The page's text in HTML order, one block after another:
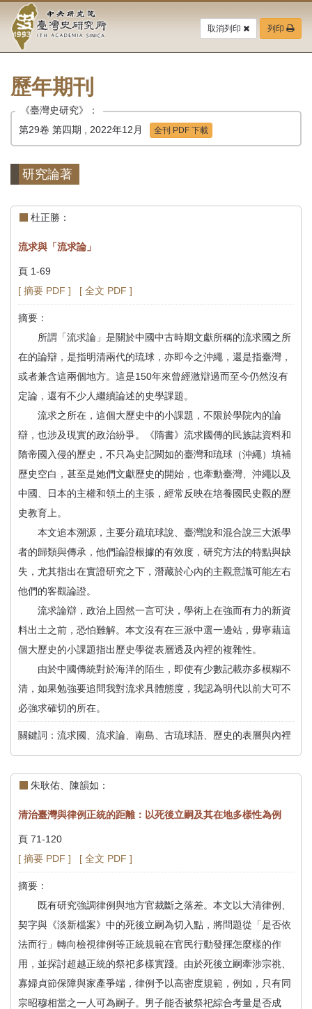
要
中
央
研
究
院-
臺
灣
史
究
所-
首
取消列印 列印
歷年期刊
《臺灣史研究》：
第29卷 第四期 , 2022年12月
全刊 PDF 下載
研究論著
杜正勝：
流求與「流求論」
頁 1-69
[ 摘要 PDF ]
[ 全文 PDF ]
摘要：
所謂「流求論」是關於中國中古時期文獻所稱的流求國之所
在的論辯，是指明清兩代的琉球，亦即今之沖繩，還是指臺灣，
或者兼含這兩個地方。這是150年來曾經激辯過而至今仍然沒有
定論，還有不少人繼續論述的史學課題。
流求之所在，這個大歷史中的小課題，不限於學院內的論
辯，也涉及現實的政治紛爭。《隋書》流求國傳的民族誌資料和
隋帝國入侵的歷史，不只為史記闕如的臺灣和琉球（沖繩）填補
歷史空白，甚至是她們文獻歷史的開始，也牽動臺灣、沖繩以及
中國、日本的主權和領土的主張，經常反映在培養國民史觀的歷
史教育上。
本文追本溯源，主要分疏琉球說、臺灣說和混合說三大派學
者的歸類與傳承，他們論證根據的有效度，研究方法的特點與缺
失，尤其指出在實證研究之下，潛藏於心內的主觀意識可能左右
他們的客觀論證。
流求論辯，政治上固然一言可決，學術上在強而有力的新資
料出土之前，恐怕難解。本文沒有在三派中選一邊站，毋寧藉這
個大歷史的小課題指出歷史學從表層透及內裡的複雜性。
由於中國傳統對於海洋的陌生，即使有少數記載亦多模糊不
清，如果勉強要追問我對流求具體態度，我認為明代以前大可不
必強求確切的所在。
關鍵詞：流求國、流求論、南島、古琉球語、歷史的表層與內裡
朱耿佑、陳韻如：
清治臺灣與律例正統的距離：以死後立嗣及其在地多樣性為例
頁 71-120
[ 摘要 PDF ]
[ 全文 PDF ]
摘要：
既有研究強調律例與地方官裁斷之落差。本文以大清律例、
契字與《淡新檔案》中的死後立嗣為切入點，將問題從「是否依
法而行」轉向檢視律例等正統規範在官民行動發揮怎麼樣的作
用，並探討超越正統的祭祀多樣實踐。由於死後立嗣牽涉宗祧、
寡婦貞節保障與家產爭端，律例予以高密度規範，例如，只有同
宗昭穆相當之一人可為嗣子。男子能否被祭祀綜合考量是否成